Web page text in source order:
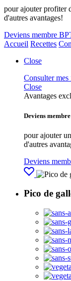
pour ajouter profiter
d'autres avantages!
Deviens membre
Accueil Recettes
Close
Consulter mes
Close
Avantages
Deviens
pour ajouter
d'autres
Deviens
Pico de